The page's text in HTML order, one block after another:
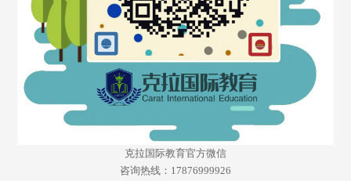
克拉国际教育官方微信
咨询热线：17876999926